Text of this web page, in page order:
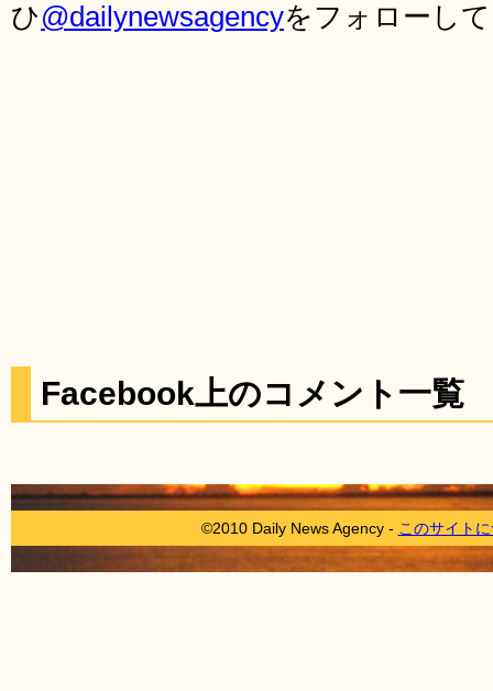
ひ@dailynewsagencyをフォローし
Facebook上のコメント一覧
©2010 Daily News Agency - このサイト